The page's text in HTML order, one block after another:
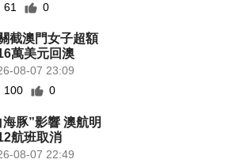
61
0
截澳門女子超額
萬美元回澳
08-07 23:09
100
0
海豚”影響 澳航明
航班取消
08-07 22:49